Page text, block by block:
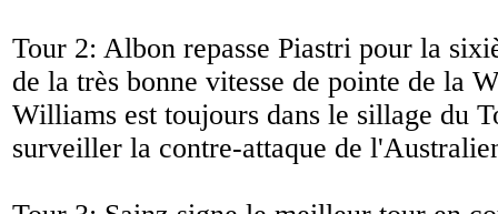
Tour 2: Albon repasse Piastri pour la
de la très bonne vitesse de pointe de la
Williams est toujours dans le sillage du
surveiller la contre-attaque de